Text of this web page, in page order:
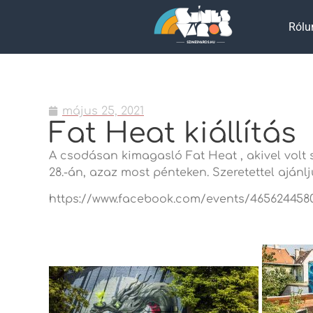
május 25, 2021
Fat Heat kiállítás
A csodásan kimagasló Fat Heat , akivel
28.-án, azaz most pénteken. Szeretettel
https://www.facebook.com/events/